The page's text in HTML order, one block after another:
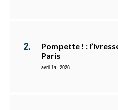
Pompette ! :
Paris
avril 14, 2026